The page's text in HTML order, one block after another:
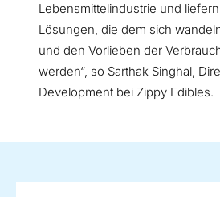
Lebensmittelindustrie und
Lösungen, die dem sich
und den Vorlieben der
werden“, so Sarthak Singhal,
Development bei Zippy Edibles.